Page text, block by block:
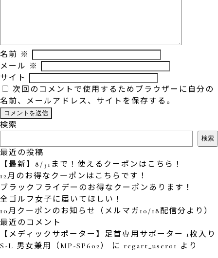
名前 ※
メール ※
サイト
次回のコメントで使用するためブラウザーに自分の
名前、メールアドレス、サイトを保存する。
検索
検索
最近の投稿
【最新】8/31まで！使えるクーポンはこちら！
12月のお得なクーポンはこちらです！
ブラックフライデーのお得なクーポンあります！
全ゴルフ女子に届いてほしい！
10月クーポンのお知らせ（メルマガ10/18配信分より）
最近のコメント
【メディックサポーター】足首専用サポーター 1枚入り
S-L 男女兼用（MP-SP602）
に regart_user01 より